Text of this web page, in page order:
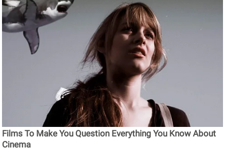
Films To Make You Question Everything You Know About
Cinema